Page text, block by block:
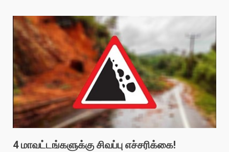
4 மாவட்டங்களுக்கு சிவப்பு எச்சரிக்கை!